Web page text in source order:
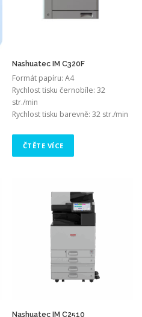
Nashuatec IM C320F
Formát papíru: A4
Rychlost tisku černobíle: 32
str./min
Rychlost tisku barevně: 32 str./min
ČTĚTE VÍCE
Nashuatec IM C2510